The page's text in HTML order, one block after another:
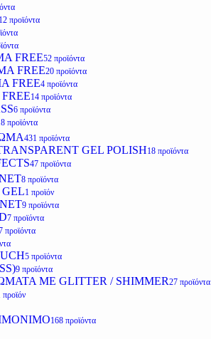
12 προϊόντα
FREE52 προϊόντα
FREE20 προϊόντα
FREE4 προϊόντα
14 προϊόντα
6 προϊόντα
προϊόντα
431 προϊόντα
GEL POLISH18 προϊόντα
47 προϊόντα
8 προϊόντα
1 προϊόν
9 προϊόντα
7 προϊόντα
προϊόντα
5 προϊόντα
9 προϊόντα
ΜΕ GLITTER / SHIMMER27 προϊόντα
προϊόν
168 προϊόντα